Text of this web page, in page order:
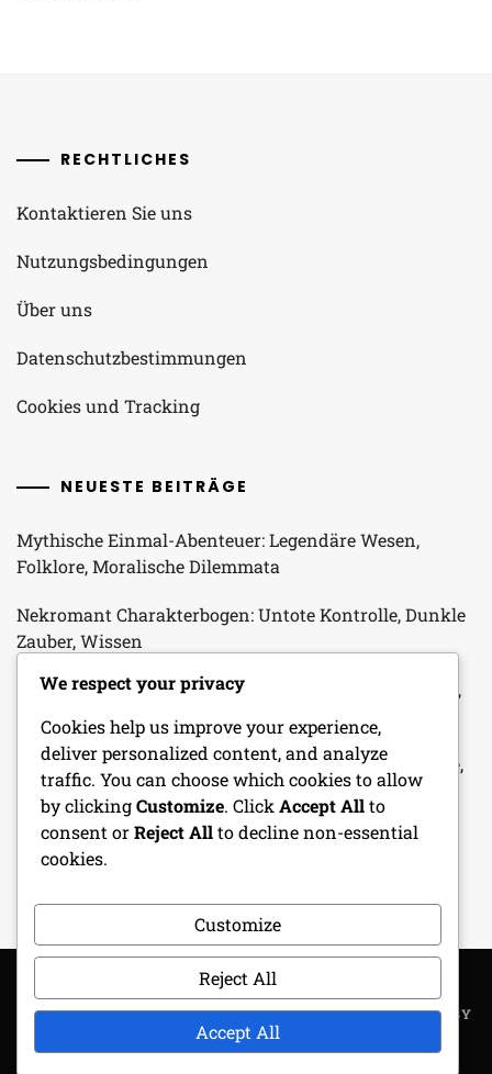
RECHTLICHES
Kontaktieren Sie uns
Nutzungsbedingungen
Über uns
Datenschutzbestimmungen
Cookies und Tracking
NEUESTE BEITRÄGE
Mythische Einmal-Abenteuer: Legendäre Wesen,
Folklore, Moralische Dilemmata
Nekromant Charakterbogen: Untote Kontrolle, Dunkle
Zauber, Wissen
NPC-Ersteller: Charaktereigenschaften, Motivationen,
Hintergründe
Sci-Fi One-Shot Abenteuer: Futuristische Technologie,
Alien-Begegnungen, Weltraumreisen
Paladin-Charakterbogen: Eide, Kampfkraft, Göttliche
Kräfte
COPYRIGHT ALL RIGHTS RESERVED|THEME: METROGIST BY
UNITEDTHEME
We respect your privacy
Cookies help us improve your experience,
deliver personalized content, and analyze
traffic. You can choose which cookies to allow
by clickingCustomize. Click Accept Allto
consent orReject Allto decline non-essential
cookies.
Customize
Reject All
Accept All